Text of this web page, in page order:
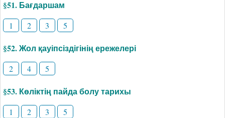
§51. Бағдаршам
1 2 3 5
§52. Жол қауіпсіздігінің ережелері
2 4 5
§53. Көліктің пайда болу тарихы
1 2 3 5